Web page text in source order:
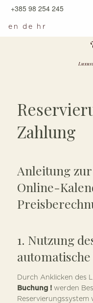
+385 98 254 245
en de hr
Zahlung
Anleitung
Online-
1. Nutzung
Durch Anklicken des
Buchung ! werden